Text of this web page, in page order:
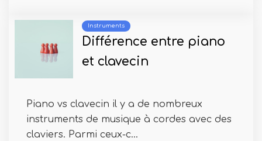
Instruments
Différence entre piano
et clavecin
Piano vs clavecin il y a de nombreux
instruments de musique à cordes avec des
claviers. Parmi ceux-c...